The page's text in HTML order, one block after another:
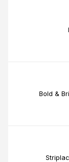
Bold &